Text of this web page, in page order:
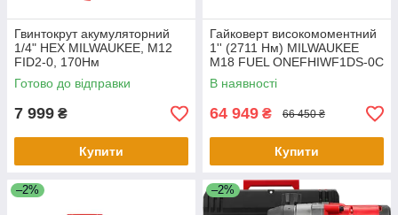
Гвинтокрут акумуляторний
1/4" HEX MILWAUKEE, M12
FID2-0, 170Нм
Готово до відправки
7 999 ₴
Купити
Гайковерт високомоментний
1'' (2711 Нм) MILWAUKEE
M18 FUEL ONEFHIWF1DS-0C
(каркас) (без акумулятору та
зарядного пристрою)
В наявності
64 949 ₴ 66 450 ₴
Купити
–2% –2%